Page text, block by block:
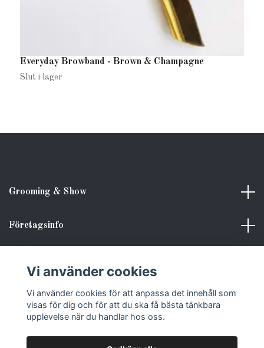
Everyday Browband - Brown & Champagne
Slut i lager
Grooming & Show
Företagsinfo
Sociala medier
Vi använder cookies
Vi använder cookies för att anpassa det innehåll som
visas för dig och för att du ska få bästa tänkbara
upplevelse när du handlar hos oss.